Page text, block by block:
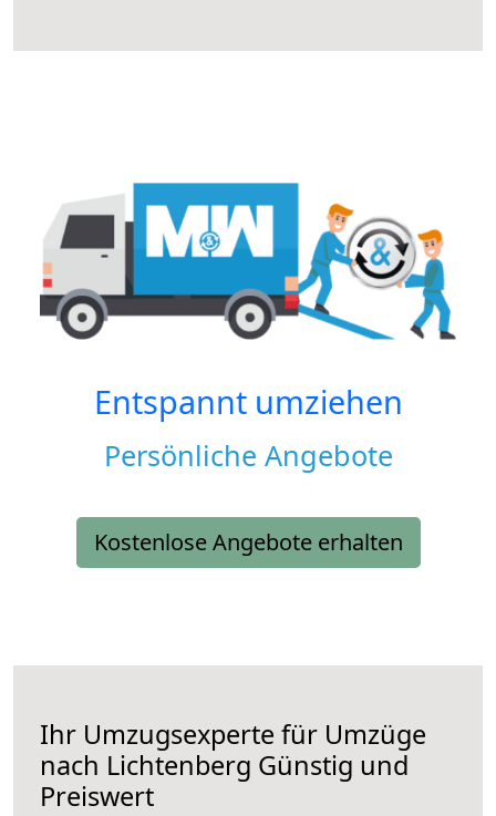
Entspannt umziehen
Persönliche Angebote
Kostenlose Angebote erhalten
Ihr Umzugsexperte für Umzüge
nach Lichtenberg Günstig und
Preiswert